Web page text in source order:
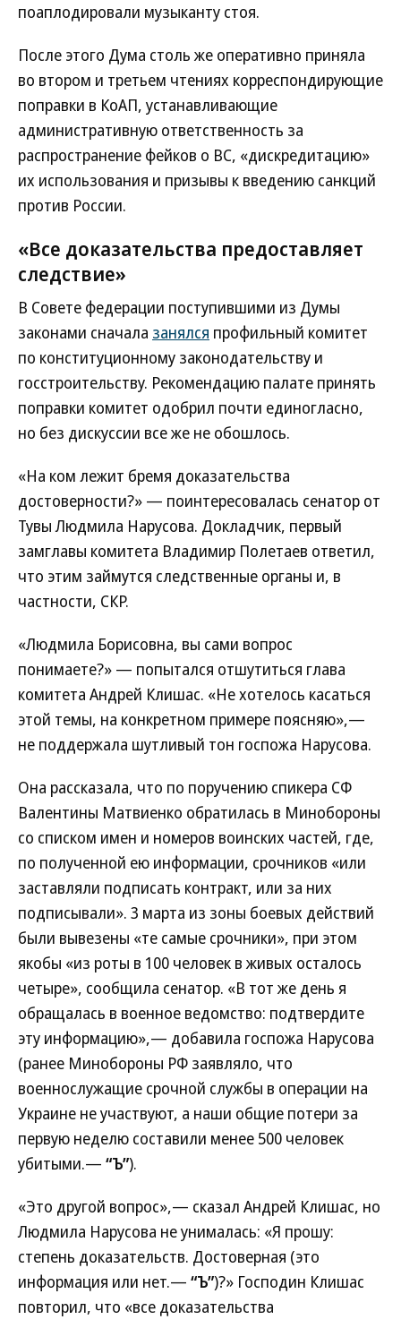
поаплодировали музыканту стоя.
После этого Дума столь же оперативно приняла
во втором и третьем чтениях корреспондирующие
поправки в КоАП, устанавливающие
административную ответственность за
распространение фейков о ВС, «дискредитацию»
их использования и призывы к введению санкций
против России.
«Все доказательства предоставляет
следствие»
В Совете федерации поступившими из Думы
законами сначала занялся профильный комитет
по конституционному законодательству и
госстроительству. Рекомендацию палате принять
поправки комитет одобрил почти единогласно,
но без дискуссии все же не обошлось.
«На ком лежит бремя доказательства
достоверности?» — поинтересовалась сенатор от
Тувы Людмила Нарусова. Докладчик, первый
замглавы комитета Владимир Полетаев ответил,
что этим займутся следственные органы и, в
частности, СКР.
«Людмила Борисовна, вы сами вопрос
понимаете?» — попытался отшутиться глава
комитета Андрей Клишас. «Не хотелось касаться
этой темы, на конкретном примере поясняю»,—
не поддержала шутливый тон госпожа Нарусова.
Она рассказала, что по поручению спикера СФ
Валентины Матвиенко обратилась в Минобороны
со списком имен и номеров воинских частей, где,
по полученной ею информации, срочников «или
заставляли подписать контракт, или за них
подписывали». 3 марта из зоны боевых действий
были вывезены «те самые срочники», при этом
якобы «из роты в 100 человек в живых осталось
четыре», сообщила сенатор. «В тот же день я
обращалась в военное ведомство: подтвердите
эту информацию»,— добавила госпожа Нарусова
(ранее Минобороны РФ заявляло, что
военнослужащие срочной службы в операции на
Украине не участвуют, а наши общие потери за
первую неделю составили менее 500 человек
убитыми.— “Ъ”).
«Это другой вопрос»,— сказал Андрей Клишас, но
Людмила Нарусова не унималась: «Я прошу:
степень доказательств. Достоверная (это
информация или нет.— “Ъ”)?» Господин Клишас
повторил, что «все доказательства